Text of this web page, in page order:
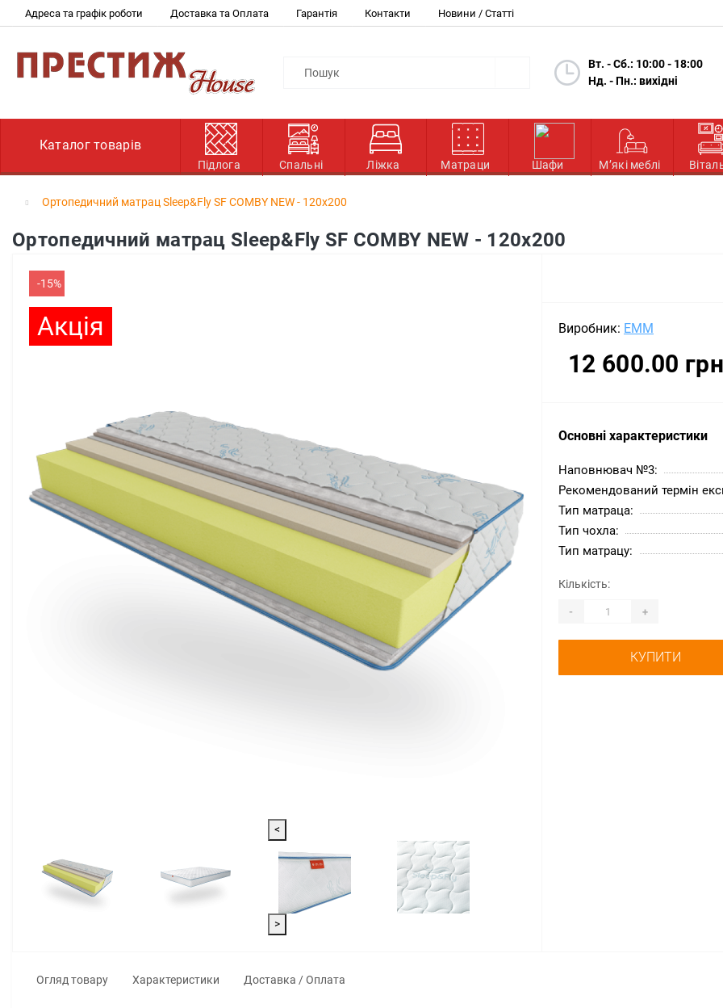
Адреса та графік роботи Доставка та Оплата Гарантія Контакти Новини / Статті
Вт. - Сб.: 10:00 - 18:00
Нд. - Пн.: вихідні
Каталог товарів
Підлога Спальні Ліжка Матраци Шафи М’які меблі
Ортопедичний матрац Sleep&Fly SF COMBY NEW - 120х200
Ортопедичний матрац Sleep&Fly SF COMBY NEW - 120х200
-15%
Акція
<
>
Виробник: EMM
12 600.00
Основні характеристики
Наповнювач №3:
Рекомендований термін
Тип матраца:
Тип чохла:
Тип матрацу:
Кількість:
- +
КУПИТИ
Огляд товару Характеристики Доставка / Оплата